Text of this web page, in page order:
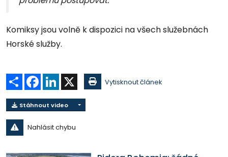
Komiksy jsou volně k dispozici na všech služebnách
Horské služby.
Sdílet Facebook
LinkedIn Vytisknout článek
Stáhnout video
Nahlásit chybu